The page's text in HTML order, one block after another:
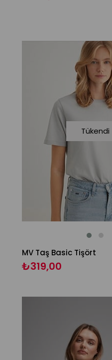
Tükendi
MV Taş Basic Tişört
₺319,00